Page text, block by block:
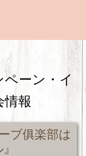
ーン・ イ
情報
ブ俱楽部は